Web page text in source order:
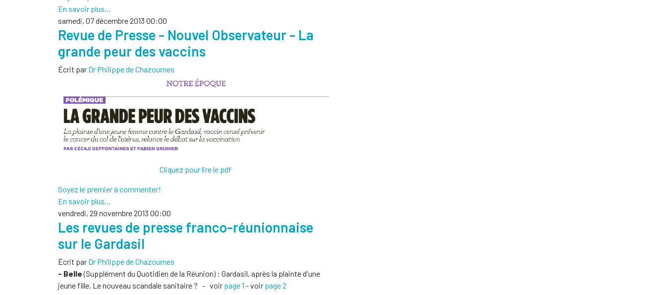
En savoir plus...
samedi, 07 décembre 2013 00:00
Revue de Presse - Nouvel Observateur - La
grande peur des vaccins
Écrit par Dr Philippe de Chazournes
Cliquez pour lire le pdf
Soyez le premier à commenter!
En savoir plus...
vendredi, 29 novembre 2013 00:00
Les revues de presse franco-réunionnaise
sur le Gardasil
Écrit par Dr Philippe de Chazournes
- Belle(Supplément du Quotidien de la Réunion) : Gardasil, après la plainte d'une
jeune fille. Le nouveau scandale sanitaire ? - voir page 1 - voir page 2